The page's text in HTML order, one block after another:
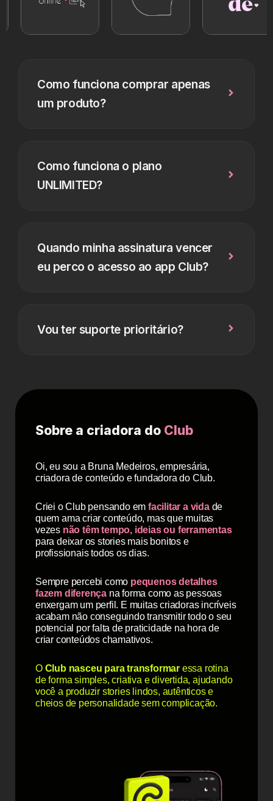
Como funciona comprar apenas
um produto?
Como funciona o plano
UNLIMITED?
Quando minha assinatura vencer
eu perco o acesso ao app Club?
Vou ter suporte prioritário?
Sobre a criadora do Club
Oi, eu sou a Bruna Medeiros, empresária,
criadora de conteúdo e fundadora do Club.
Criei o Club pensando em facilitar a vidade
quem ama criar conteúdo, mas que muitas
vezes não têm tempo, ideias ou ferramentas
para deixar os stories mais bonitos e
profissionais todos os dias.
Sempre percebi como pequenos detalhes
fazem diferença na forma como as pessoas
enxergam um perfil. E muitas criadoras incríveis
acabam não conseguindo transmitir todo o seu
potencial por falta de praticidade na hora de
criar conteúdos chamativos.
O Club nasceu para transformar essa rotina
de forma simples, criativa e divertida, ajudando
você a produzir stories lindos, autênticos e
cheios de personalidade sem complicação.